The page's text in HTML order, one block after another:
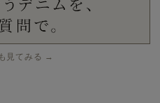
見てみる →